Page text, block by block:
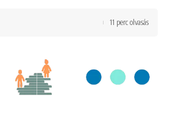
11 perc olvasás